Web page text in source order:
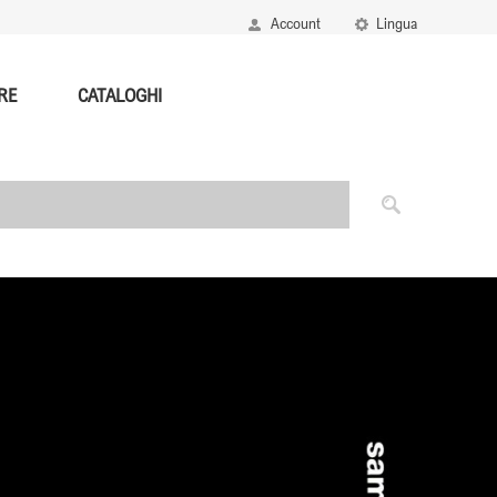
Lingua
Account
CATALOGHI